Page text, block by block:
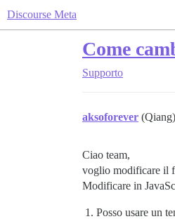
Discourse Meta
Come
Supporto
aksoforever (Qiang)
Ciao team,
voglio modificare il
Modificare in
Posso usare un